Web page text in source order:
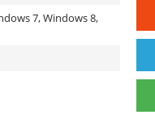
7, Windows 8,